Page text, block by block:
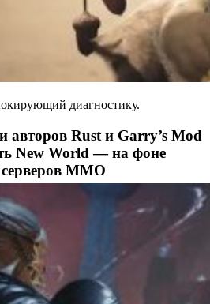
диагностику.
авторов Rust и Garry’s Mod
New World — на фоне
серверов ММО